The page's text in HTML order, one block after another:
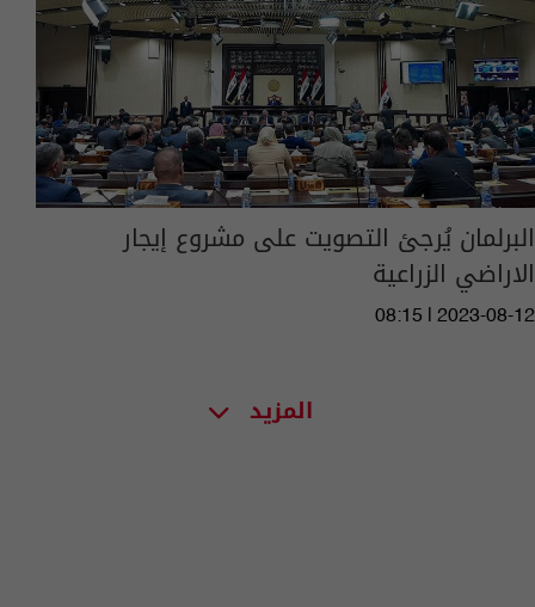
البرلمان يُرجئ التصويت على مشروع إيجار
الاراضي الزراعية
08:15 | 2023-08-12
المزيد